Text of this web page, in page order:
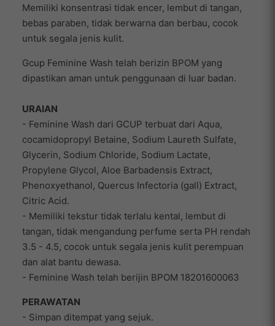
Memiliki konsentrasi tidak encer, lembut di tangan,
bebas paraben, tidak berwarna dan berbau, cocok
untuk segala jenis kulit.
Gcup Feminine Wash telah berizin BPOM yang
dipastikan aman untuk penggunaan di luar badan.
URAIAN
- Feminine Wash dari GCUP terbuat dari Aqua,
cocamidopropyl Betaine, Sodium Laureth Sulfate,
Glycerin, Sodium Chloride, Sodium Lactate,
Propylene Glycol, Aloe Barbadensis Extract,
Phenoxyethanol, Quercus Infectoria (gall) Extract,
Citric Acid.
- Memiliki tekstur tidak terlalu kental, lembut di
tangan, tidak mengandung perfume serta PH rendah
3.5 - 4.5, cocok untuk segala jenis kulit perempuan
dan alat bantu dewasa.
- Feminine Wash telah berijin BPOM 18201600063
PERAWATAN
- Simpan ditempat yang sejuk.